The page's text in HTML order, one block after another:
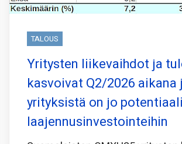
TALOUS
Yritysten liikevaihdot ja
kasvoivat Q2/2026 aikana
yrityksistä on jo
laajennusinvestointeihin